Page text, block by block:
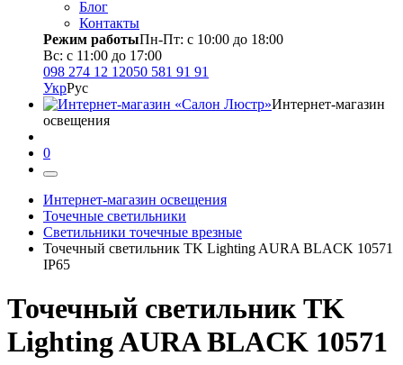
Блог
Контакты
Режим работыПн-Пт: с 10:00 до 18:00
Вс: с 11:00 до 17:00
098 274 12 12050 581 91 91
УкрРус
Интернет-магазин
освещения
0
Интернет-магазин освещения
Точечные светильники
Светильники точечные врезные
Точечный светильник TK Lighting AURA BLACK 10571
ІР65
Точечный светильник TK
Lighting AURA BLACK 10571